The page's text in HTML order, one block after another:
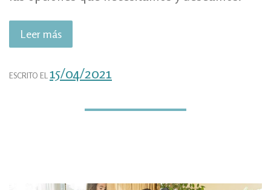
Leer más«UNA
IMAGEN
VALE
MÁS
ESCRITO EL 15/04/2021